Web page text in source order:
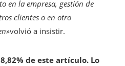
en la empresa, gestión de
clientes o en otro
volvió a insistir.
de este artículo. Lo